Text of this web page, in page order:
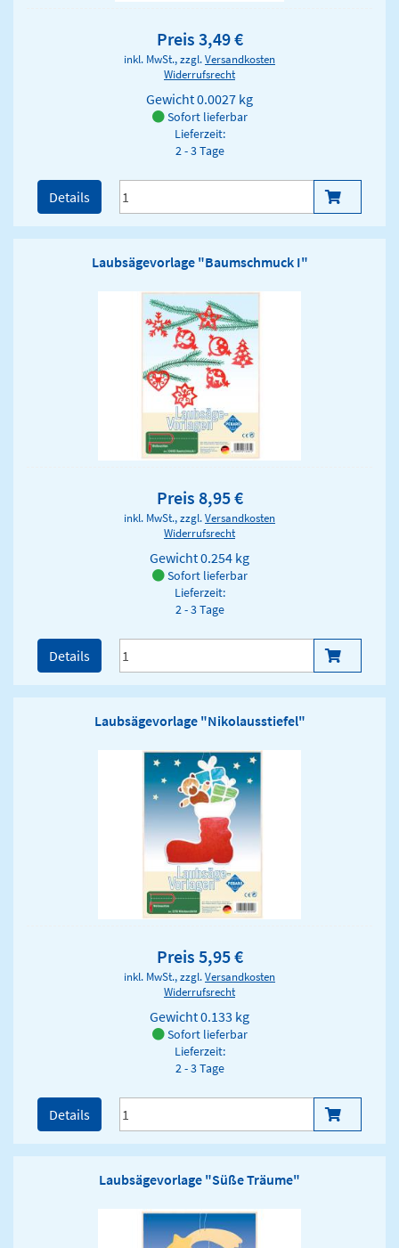
Preis 3,49 €
inkl. MwSt., zzgl.Versandkosten
Widerrufsrecht
Gewicht0.0027 kg
Sofort lieferbar
Lieferzeit:
2 - 3 Tage
Details
Laubsägevorlage "Baumschmuck I"
Preis 8,95 €
inkl. MwSt., zzgl.Versandkosten
Widerrufsrecht
Gewicht0.254 kg
Sofort lieferbar
Lieferzeit:
2 - 3 Tage
Details
Laubsägevorlage "Nikolausstiefel"
Preis 5,95 €
inkl. MwSt., zzgl.Versandkosten
Widerrufsrecht
Gewicht0.133 kg
Sofort lieferbar
Lieferzeit:
2 - 3 Tage
Details
Laubsägevorlage "Süße Träume"